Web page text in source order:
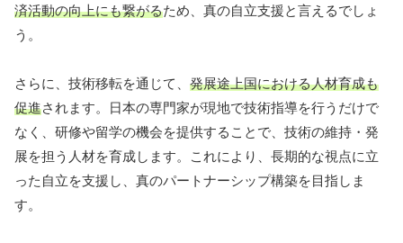
済活動の向上にも繋がるため、真の自立支援と言えるでしょ
う。
さらに、技術移転を通じて、 発展途上国における人材育成も
促進されます。日本の専門家が現地で技術指導を行うだけで
なく、研修や留学の機会を提供することで、技術の維持・発
展を担う人材を育成します。これにより、長期的な視点に立
った自立を支援し、真のパートナーシップ構築を目指しま
す。